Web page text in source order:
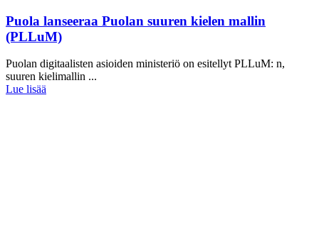
Puola lanseeraa Puolan suuren kielen mallin
(PLLuM)
Puolan digitaalisten asioiden ministeriö on esitellyt PLLuM: n,
suuren kielimallin ...
Lue lisää